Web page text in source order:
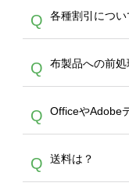
バッグ
ビスを
は、デ
A
ん。発
メール
者にご
Q 各種割引につい
A
カート
ます。
イント
ント＝
トは発
からご
年間
文回数
Q 布製品への前
A
意点（
ワイト
といっ
を塗布
Q OfficeやAdobe
A
ません
像
Q 送料は？